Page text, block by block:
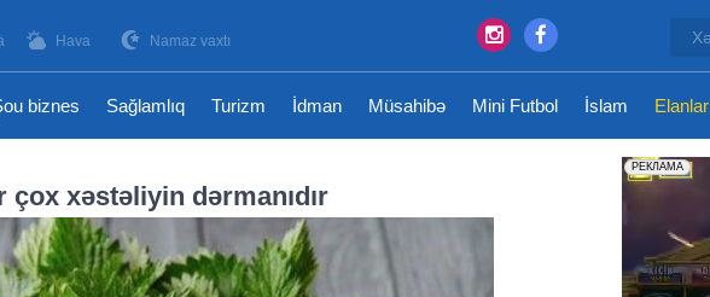
Hava Namaz vaxtı
biznes Sağlamlıq Turizm İdman Müsahibə Mini Futbol İslam Elanlar
xəstəliyin dərmanıdır